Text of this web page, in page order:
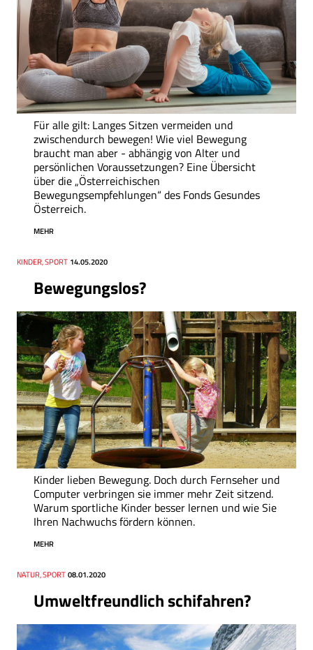
Für alle gilt: Langes Sitzen vermeiden und
zwischendurch bewegen! Wie viel Bewegung
braucht man aber - abhängig von Alter und
persönlichen Voraussetzungen? Eine Übersicht
über die „Österreichischen
Bewegungsempfehlungen“ des Fonds Gesundes
Österreich.
MEHR
Bewegungslos?
Thema
KINDER, SPORT
Datum 14.05.2020
Kinder lieben Bewegung. Doch durch Fernseher und
Computer verbringen sie immer mehr Zeit sitzend.
Warum sportliche Kinder besser lernen und wie Sie
Ihren Nachwuchs fördern können.
MEHR
Umweltfreundlich schifahren?
Thema
NATUR, SPORT
Datum 08.01.2020